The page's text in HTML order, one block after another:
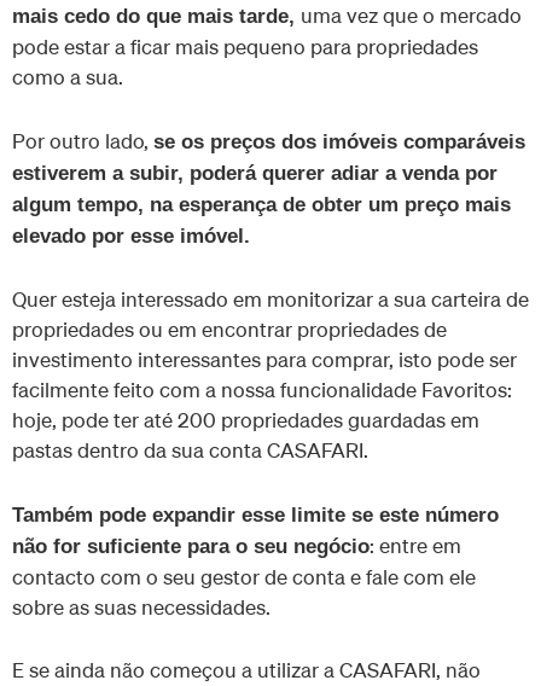
mais cedo do que mais tarde, uma vez que o mercado
pode estar a ficar mais pequeno para propriedades
como a sua.
Por outro lado, se os preços dos imóveis comparáveis
estiverem a subir, poderá querer adiar a venda por
algum tempo, na esperança de obter um preço mais
elevado por esse imóvel.
Quer esteja interessado em monitorizar a sua carteira de
propriedades ou em encontrar propriedades de
investimento interessantes para comprar, isto pode ser
facilmente feito com a nossa funcionalidade Favoritos:
hoje, pode ter até 200 propriedades guardadas em
pastas dentro da sua conta CASAFARI.
Também pode expandir esse limite se este número
não for suficiente para o seu negócio: entre em
contacto com o seu gestor de conta e fale com ele
sobre as suas necessidades.
E se ainda não começou a utilizar a CASAFARI, não